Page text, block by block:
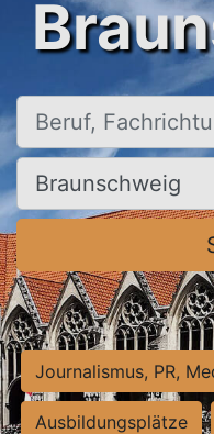
Beruf, Fachrichtung,
Ort, Stadt
Journalismus, PR,
Ausbildungsplätze